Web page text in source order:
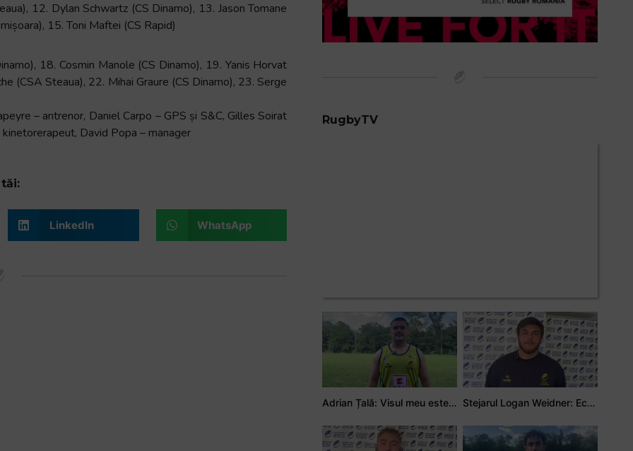
12. Dylan Schwartz (CS Dinamo), 13. Jason Tomane
15. Toni Maftei (CS Rapid)
18. Cosmin Manole (CS Dinamo), 19. Yanis Horvat
(CSA Steaua), 22. Mihai Graure (CS Dinamo), 23. Serge
– antrenor, Daniel Carpo – GPS și S&C, Gilles Soirat
David Popa – manager
LinkedIn WhatsApp
RugbyTV
Adrian Țală: Visul meu este să debutez pentru România Stejarul Logan Weidner: Echipa a muncit mult, iar asta se va vedea în meciurile de la Nations Cup